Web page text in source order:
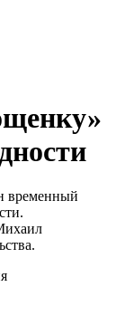
временный